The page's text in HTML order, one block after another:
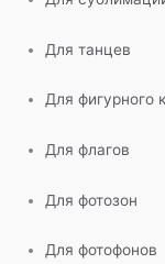
Для танцев
Для фигурного
Для флагов
Для фотозон
Для фотофонов